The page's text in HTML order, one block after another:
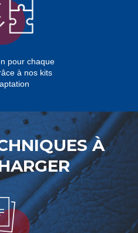
pour chaque
à nos kits
À